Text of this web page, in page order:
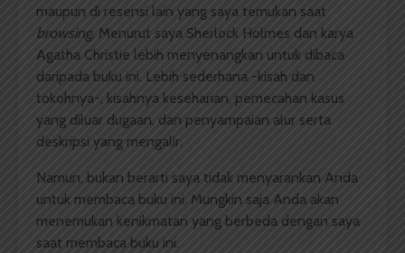
maupun di resensi lain yang saya temukan saat
browsing. Menurut saya Sherlock Holmes dan karya
Agatha Christie lebih menyenangkan untuk dibaca
daripada buku ini. Lebih sederhana -kisah dan
tokohnya-, kisahnya keseharian, pemecahan kasus
yang diluar dugaan, dan penyampaian alur serta
deskripsi yang mengalir.
Namun, bukan berarti saya tidak menyarankan Anda
untuk membaca buku ini. Mungkin saja Anda akan
menemukan kenikmatan yang berbeda dengan saya
saat membaca buku ini.